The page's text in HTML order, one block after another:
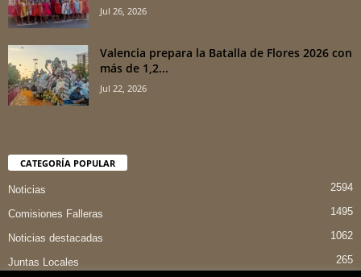
Jul 26, 2026
Valencia prepara la Batalla de Flores 2026 con
más de 1,2...
Jul 22, 2026
CATEGORÍA POPULAR
Noticias 2594
Comisiones Falleras 1495
Noticias destacadas 1062
Juntas Locales 265